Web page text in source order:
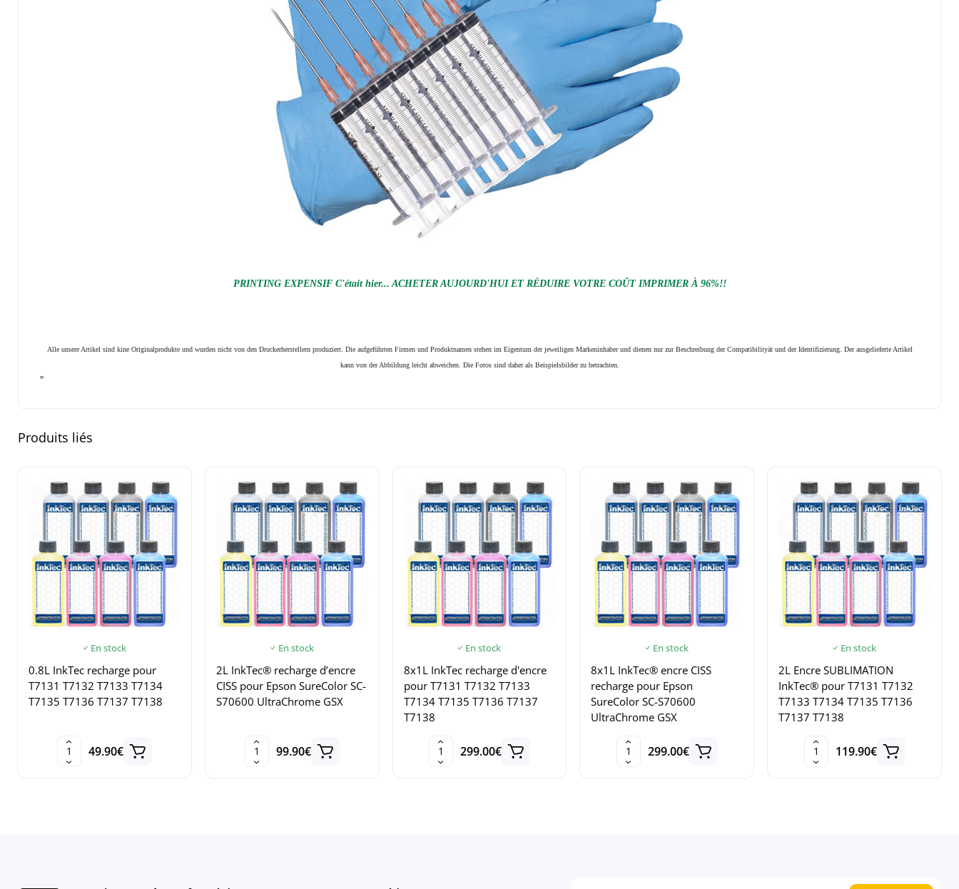
PRINTING EXPENSIF C'était hier... ACHETER AUJOURD'HUI ET RÉDUIRE VOTRE COÛT IMPRIMER À 96%!!
Alle unsere Artikel sind kine Originalprodukte und wurden nicht von den Druckerherstellern produziert. Die aufgeführten Firmen und Produktnamen stehen im Eigentum der jeweiligen Markeninhaber und dienen nur zur Beschreibung der Compatibilityät und der Identifizierung. Der ausgelieferte Artikel
kann von der Abbildung leicht abweichen. Die Fotos sind daher als Beispielsbilder zu betrachten.
"
Produits liés
En stock
0.8L InkTec recharge pour
T7131 T7132 T7133 T7134
T7135 T7136 T7137 T7138
49.90€
En stock
2L InkTec® recharge d’encre
CISS pour Epson SureColor SC-
S70600 UltraChrome GSX
99.90€
En stock
8x1L InkTec recharge d'encre
pour T7131 T7132 T7133
T7134 T7135 T7136 T7137
T7138
299.00€
En stock
8x1L InkTec® encre CISS
recharge pour Epson
SureColor SC-S70600
UltraChrome GSX
299.00€
En stock
2L Encre SUBLIMATION
InkTec® pour T7131 T7132
T7133 T7134 T7135 T7136
T7137 T7138
119.90€